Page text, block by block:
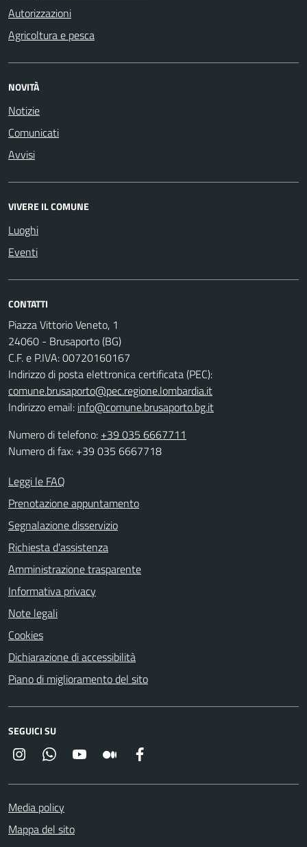
Autorizzazioni
Agricoltura e pesca
NOVITÀ
Notizie
Comunicati
Avvisi
VIVERE IL COMUNE
Luoghi
Eventi
CONTATTI
Piazza Vittorio Veneto, 1
24060 - Brusaporto (BG)
C.F. e P.IVA: 00720160167
Indirizzo di posta elettronica certificata (PEC):
comune.brusaporto@pec.regione.lombardia.it
Indirizzo email: info@comune.brusaporto.bg.it
Numero di telefono: +39 035 6667711
Numero di fax: +39 035 6667718
Leggi le FAQ
Prenotazione appuntamento
Segnalazione disservizio
Richiesta d'assistenza
Amministrazione trasparente
Informativa privacy
Note legali
Cookies
Dichiarazione di accessibilità
Piano di miglioramento del sito
SEGUICI SU
InstagramWhatsappYouTube Medium
Media policy
Mappa del sito